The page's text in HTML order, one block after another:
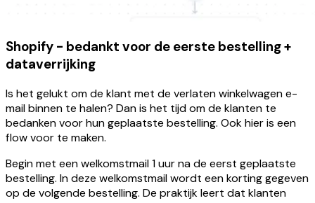
Shopify - bedankt voor de eerste bestelling +
dataverrijking
Is het gelukt om de klant met de verlaten winkelwagen e-
mail binnen te halen? Dan is het tijd om de klanten te
bedanken voor hun geplaatste bestelling. Ook hier is een
flow voor te maken.
Begin met een welkomstmail 1 uur na de eerst geplaatste
bestelling. In deze welkomstmail wordt een korting gegeven
op de volgende bestelling. De praktijk leert dat klanten